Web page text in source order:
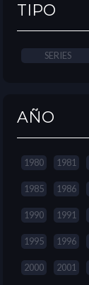
TIPO
SERIES
AÑO
1980 1981
1985 1986
1990 1991
1995 1996
2000 2001